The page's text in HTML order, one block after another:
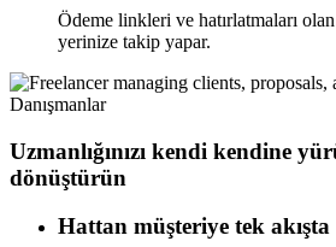
Ödeme linkleri ve hatırlatmaları
yerinize takip yapar.
Danışmanlar
Uzmanlığınızı kendi kendine
dönüştürün
Hattan müşteriye tek akışta